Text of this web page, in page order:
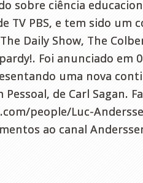
sobre ciência
TV PBS, e tem sido um
Daily Show, The
Foi anunciado em
uma nova
Pessoal, de Carl Sagan.
people/Luc-
ao canal